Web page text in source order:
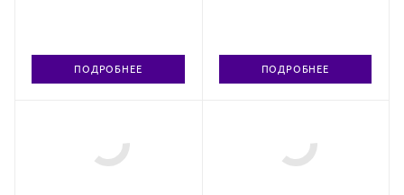
ПОДРОБНЕЕ ПОДРОБНЕЕ